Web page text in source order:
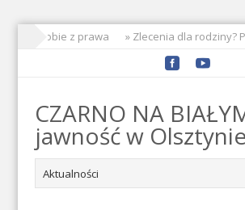
kpi sobie z prawa » Zlecenia dla rodziny?
CZARNO NA
jawność w Olsztynie